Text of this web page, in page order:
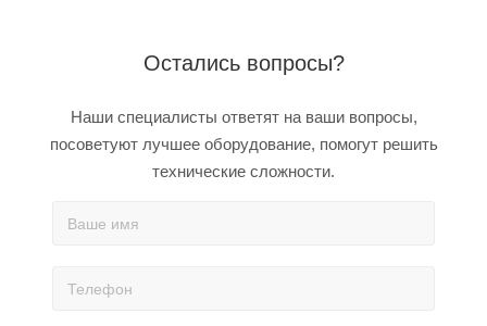
Остались вопросы?
Наши специалисты ответят на ваши вопросы,
посоветуют лучшее оборудование, помогут решить
технические сложности.